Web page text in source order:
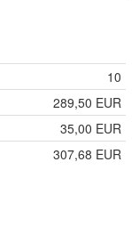
10
289,50 EUR
35,00 EUR
307,68 EUR